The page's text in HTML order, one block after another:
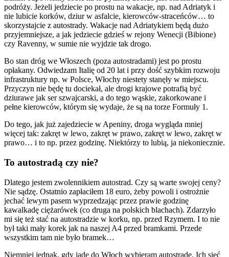
podróży. Jeżeli jedziecie po prostu na wakacje, np. nad Adriatyk i
nie lubicie korków, dziur w asfalcie, kierowców-straceńców… to
skorzystajcie z autostrady. Wakacje nad Adriatykiem będą dużo
przyjemniejsze, a jak jedziecie gdzieś w rejony Wenecji (Bibione)
czy Ravenny, w sumie nie wyjdzie tak drogo.
Bo stan dróg we Włoszech (poza autostradami) jest po prostu
opłakany. Odwiedzam Italię od 20 lat i przy dość szybkim rozwoju
infrastruktury np. w Polsce, Włochy niestety stanęły w miejscu.
Przyczyn nie będę tu dociekał, ale drogi krajowe potrafią być
dziurawe jak ser szwajcarski, a do tego wąskie, zakorkowane i
pełne kierowców, którym się wydaje, że są na torze Formuły 1.
Do tego, jak już zajedziecie w Apeniny, droga wygląda mniej
więcej tak: zakręt w lewo, zakręt w prawo, zakręt w lewo, zakręt w
prawo… i to np. przez godzinę. Niektórzy to lubią, ja niekoniecznie.
To autostradą czy nie?
Dlatego jestem zwolennikiem autostrad. Czy są warte swojej ceny?
Nie sądzę. Ostatnio zapłaciłem 18 euro, żeby powoli i ostrożnie
jechać lewym pasem wyprzedzając przez prawie godzinę
kawalkadę ciężarówek (co druga na polskich blachach). Zdarzyło
mi się też stać na autostradzie w korku, np. przed Rzymem. I to nie
był taki mały korek jak na naszej A4 przed bramkami. Przede
wszystkim tam nie było bramek…
Niemniej jednak, gdy jadę do Włoch wybieram autostradę. Ich sieć